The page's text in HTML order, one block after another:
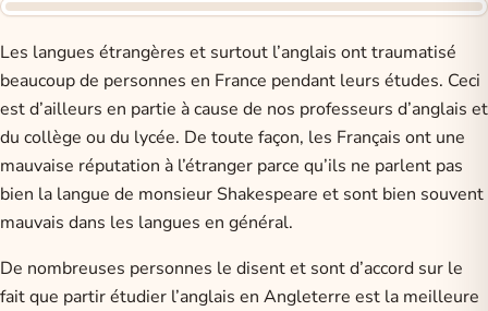
Les langues étrangères et surtout l’anglais ont traumatisé
beaucoup de personnes en France pendant leurs études. Ceci
est d’ailleurs en partie à cause de nos professeurs d’anglais et
du collège ou du lycée. De toute façon, les Français ont une
mauvaise réputation à l’étranger parce qu’ils ne parlent pas
bien la langue de monsieur Shakespeare et sont bien souvent
mauvais dans les langues en général.
De nombreuses personnes le disent et sont d’accord sur le
fait que partir étudier l’anglais en Angleterre est la meilleure